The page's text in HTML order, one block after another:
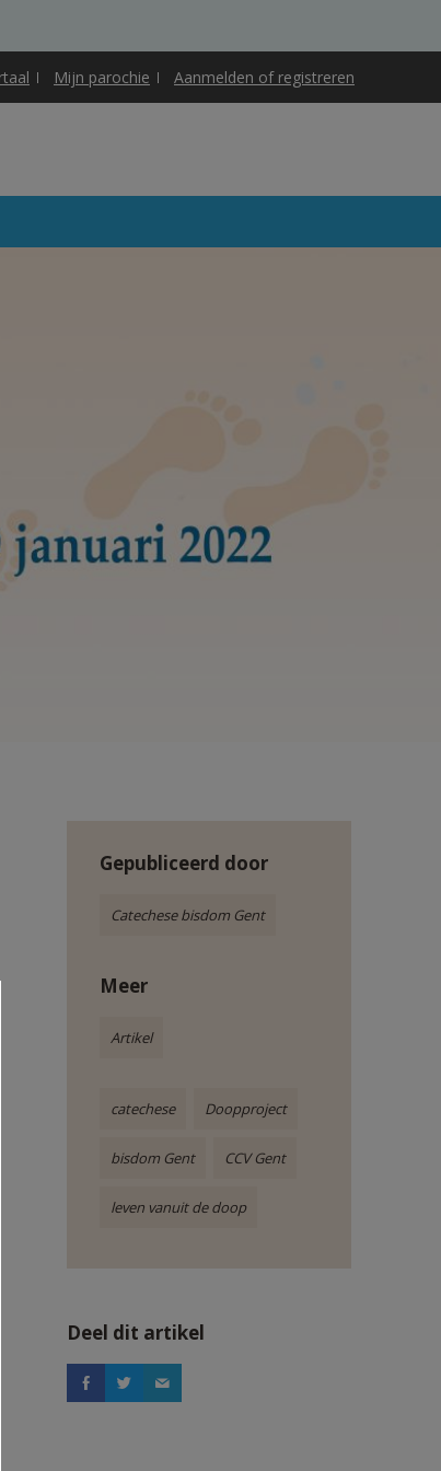
Mijn parochie Aanmelden of registreren
Gepubliceerd door
Catechese bisdom Gent
Meer
Artikel
catechese Doopproject
bisdom Gent CCV Gent
leven vanuit de doop
Deel dit artikel